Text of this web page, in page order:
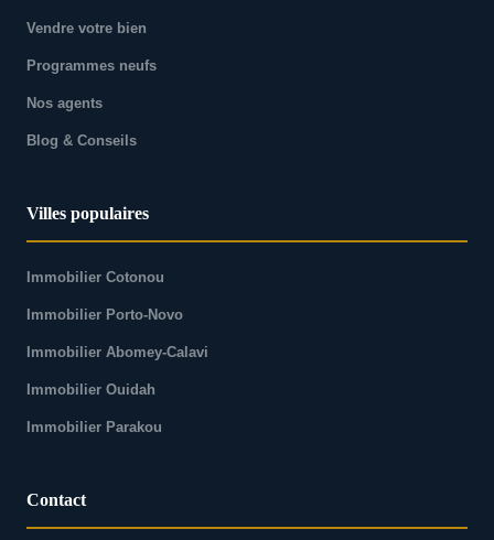
Vendre votre bien
Programmes neufs
Nos agents
Blog & Conseils
Villes populaires
Immobilier Cotonou
Immobilier Porto-Novo
Immobilier Abomey-Calavi
Immobilier Ouidah
Immobilier Parakou
Contact